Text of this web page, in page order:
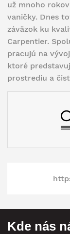
už mnoho
vaničky. Dnes
záväzok ku
Carpentier.
pracujú na
ktoré
prostrediu a
Kde nás